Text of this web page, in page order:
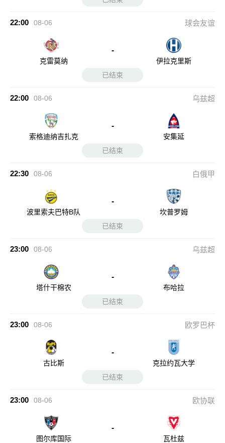
22:00 08-06 球会友谊
克雷莫纳
-
伊拉克里斯
已结束
22:00 08-06 乌兹超
索格迪纳吉扎克
-
安集延
已结束
22:30 08-06 白俄甲
波里索夫巴特B队
-
坎普罗姆
已结束
23:00 08-06 乌兹超
塔什干棉农
-
布哈拉
已结束
23:00 08-06 欧罗巴杯
古比斯
-
克拉约瓦大学
已结束
23:00 08-06 欧协联
图尔库国际
-
瓦杜兹